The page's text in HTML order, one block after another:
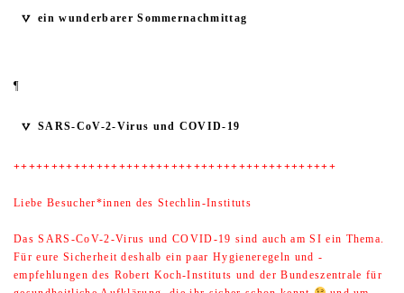
ein wunderbarer Sommernachmittag
¶
SARS-CoV-2-Virus und COVID-19
+++++++++++++++++++++++++++++++++++++++++++
Liebe Besucher*innen des Stechlin-Instituts
Das SARS-CoV-2-Virus und COVID-19 sind auch am SI ein Thema.
Für eure Sicherheit deshalb ein paar Hygieneregeln und -
empfehlungen des Robert Koch-Instituts und der Bundeszentrale für